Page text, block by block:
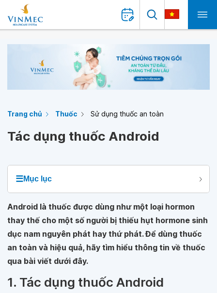
Trang chủ Thuốc Sử dụng thuốc an toàn
Tác dụng thuốc Android
☰Mục lục
Android là thuốc được dùng như một loại hormon
thay thế cho một số người bị thiếu hụt hormone sinh
dục nam nguyên phát hay thứ phát. Để dùng thuốc
an toàn và hiệu quả, hãy tìm hiểu thông tin về thuốc
qua bài viết dưới đây.
1. Tác dụng thuốc Android